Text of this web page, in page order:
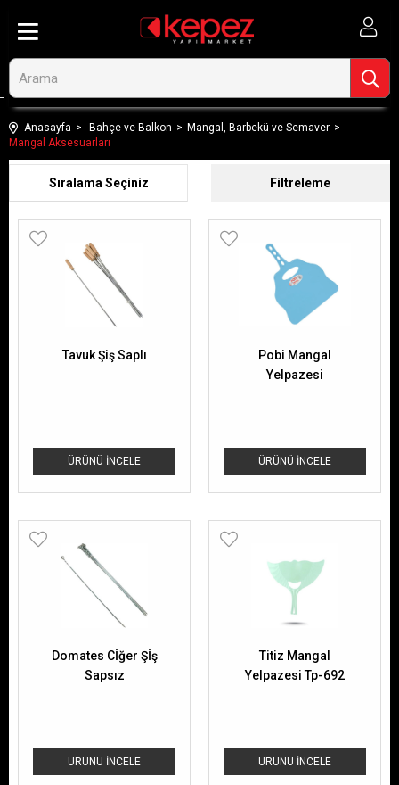
Anasayfa Bahçe ve Balkon
Mangal, Barbekü ve Semaver
Mangal Aksesuarları
Filtreleme
Sıralama
ÜRÜNÜ İNCELE
Tavuk Şiş Saplı
ÜRÜNÜ İNCELE
Pobi Mangal
Yelpazesi
ÜRÜNÜ İNCELE
Domates Cİğer Şİş
Sapsız
ÜRÜNÜ İNCELE
Titiz Mangal
Yelpazesi Tp-692